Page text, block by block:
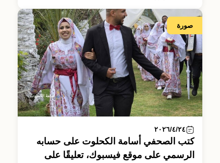
صورة
٢٠٢٦/٤/٢٤
كتب الصحفي أسامة الكحلوت على حسابه
الرسمي على موقع فيسبوك، تعليقًا على